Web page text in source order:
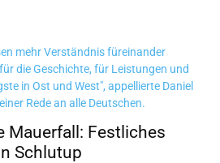
Mauerfall: Festliches
Schlutup